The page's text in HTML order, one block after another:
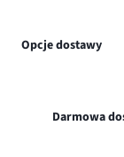
Opcje dostawy
Darmowa